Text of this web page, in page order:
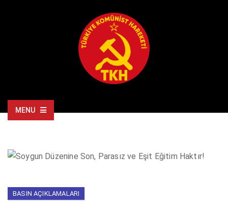
MENU
BASIN AÇIKLAMALARI